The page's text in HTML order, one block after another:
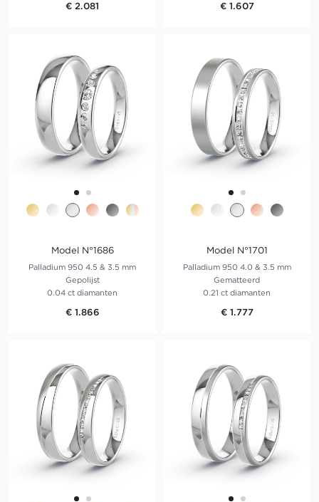
€ 2.081 € 1.607
Model N°1686
Palladium 950 4.5 & 3.5 mm
Gepolijst
0.04 ct diamanten
€ 1.866
Model N°1701
Palladium 950 4.0 & 3.5 mm
Gematteerd
0.21 ct diamanten
€ 1.777